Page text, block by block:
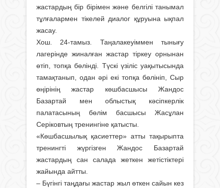
жастардың бір бірімен және белгілі танымал
тұлғалармен тікелей диалог құруына ықпал
жасау.
Хош. 24-тамыз. Таңалакеуіммен тынығу
лагерінде жиналған жастар тіркеу орнынан
өтіп, топқа бөлінді. Түскі үзіліс уақытысында
тамақтанып, одан әрі екі топқа бөлініп, Сыр
өңірінің жастар көшбасшысы Жандос
Базартай мен облыстық кәсіпкерлік
палатасының бөлім басшысы Жасұлан
Серіковтың тренингіне қатысты.
«Көшбасшылық қасиеттер» атты тақырыпта
тренингті жүргізген Жандос Базартай
жастардың сан салада жеткен жетістіктері
жайында айтты.
– Бүгінгі таңдағы жастар жыл өткен сайын кез